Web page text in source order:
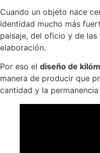
Cuando un objeto nace
identidad mucho más
paisaje, del oficio y de
elaboración.
Por eso el diseño de
manera de producir que
cantidad y la